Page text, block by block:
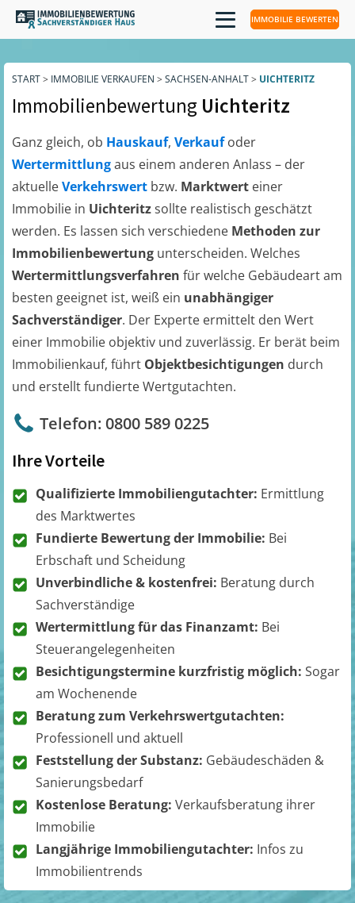
IMMOBILIE BEWERTEN
START> IMMOBILIE VERKAUFEN > SACHSEN-ANHALT> UICHTERITZ
Immobilienbewertung Uichteritz
Ganz gleich, ob Hauskauf, Verkaufoder
Wertermittlungaus einem anderen Anlass – der
aktuelleVerkehrswert bzw. Marktwert einer
Immobilie in Uichteritzsollte realistisch geschätzt
werden. Es lassen sich verschiedene Methoden zur
Immobilienbewertung unterscheiden. Welches
Wertermittlungsverfahren für welche Gebäudeart am
besten geeignet ist, weiß ein unabhängiger
Sachverständiger. Der Experte ermittelt den Wert
einer Immobilie objektiv und zuverlässig. Er berät beim
Immobilienkauf, führt Objektbesichtigungen durch
und erstellt fundierte Wertgutachten.
Telefon: 0800 589 0225
Ihre Vorteile
Qualifizierte Immobiliengutachter: Ermittlung
des Marktwertes
Fundierte Bewertung der Immobilie: Bei
Erbschaft und Scheidung
Unverbindliche & kostenfrei: Beratung durch
Sachverständige
Wertermittlung für das Finanzamt: Bei
Steuerangelegenheiten
Besichtigungstermine kurzfristig möglich: Sogar
am Wochenende
Beratung zum Verkehrswertgutachten:
Professionell und aktuell
Feststellung der Substanz: Gebäudeschäden &
Sanierungsbedarf
Kostenlose Beratung: Verkaufsberatung ihrer
Immobilie
Langjährige Immobiliengutachter: Infos zu
Immobilientrends